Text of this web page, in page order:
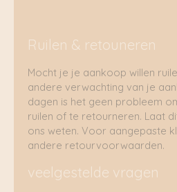
Ruilen & retouneren
Mocht je je aankoop willen
andere verwachting van je
dagen is het geen probleem
ruilen of te retourneren. Laat
ons weten. Voor aangepaste
andere retourvoorwaarden.
veelgestelde vragen